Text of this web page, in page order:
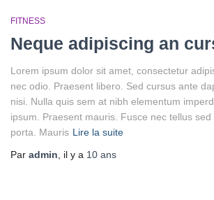
FITNESS
Neque adipiscing an
Lorem ipsum dolor sit amet, consectetur
nec odio. Praesent libero. Sed cursus ante
nisi. Nulla quis sem at nibh elementum
ipsum. Praesent mauris. Fusce nec tellus
porta. Mauris Lire la suite
Par admin , il y a 10 ans